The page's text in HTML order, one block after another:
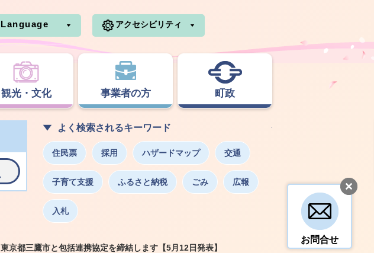
Language
アクセシビリティ
観光・文化 事業者の方 町政
よく検索されるキーワード
住民票 採用 ハザードマップ 交通
子育て支援 ふるさと納税 ごみ 広報
入札
お問合せ
東京都三鷹市と包括連携協定を締結します【5月12日発表】